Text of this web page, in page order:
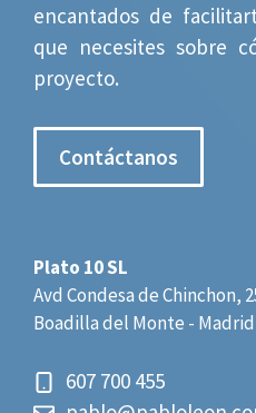
encantados de
que necesites sobre
proyecto.
Contáctanos
Plato 10 SL
Avd Condesa de Chinchon,
Boadilla del Monte - Madrid
607 700 455